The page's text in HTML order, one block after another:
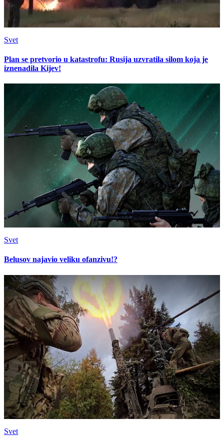
Svet
Plan se pretvorio u katastrofu: Rusija uzvratila silom koja je
iznenadila Kijev!
Svet
Belusov najavio veliku ofanzivu!?
Svet